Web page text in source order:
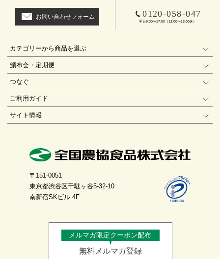
お問い合わせフォーム 0120-058-047
平日9:00〜17:00（12:00〜13:00休）
カテゴリーから商品を選ぶ
頒布会・定期便
つなぐ
ご利用ガイド
サイト情報
〒151-0051
東京都渋谷区千駄ヶ谷5-32-10
南新宿SKビル 4F
メルマガ限定クーポン配布
無料メルマガ登録